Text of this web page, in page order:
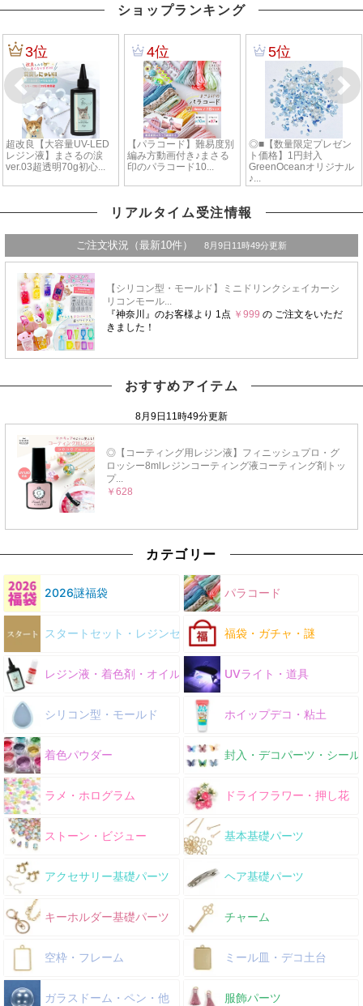
ショップランキング
リアルタイム受注情報
おすすめアイテム
カテゴリー
2026謎福袋 パラコード
スタートセット・レジンセット 福袋・ガチャ・謎
レジン液・着色剤・オイル UVライト・道具
シリコン型・モールド ホイップデコ・粘土
着色パウダー 封入・デコパーツ・シール
ラメ・ホログラム ドライフラワー・押し花
ストーン・ビジュー 基本基礎パーツ
アクセサリー基礎パーツ ヘア基礎パーツ
キーホルダー基礎パーツ チャーム
空枠・フレーム ミール皿・デコ土台
ガラスドーム・ペン・他 服飾パーツ